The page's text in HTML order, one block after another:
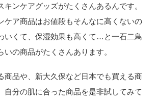
キンケアグッズがたくさんあるんです。
ケア商品はお値段もそんなに高くないの
いくて、保湿効果も高くて…と一石二鳥
いの商品がたくさんあります。
商品や、新大久保など日本でも買える商
自分の肌に合った商品を是非試してみて